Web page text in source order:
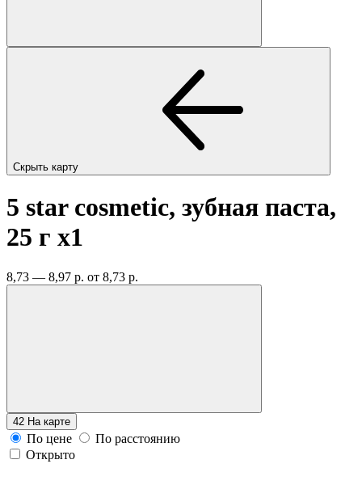
Скрыть карту
5 star cosmetic, зубная паста,
25 г x1
8,73 — 8,97 р. от 8,73 р.
42 На карте
По цене
По расстоянию
Открыто